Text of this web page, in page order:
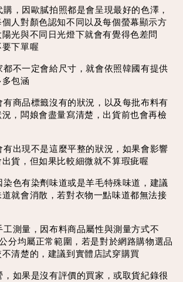
，因歐膩拍照都是會呈現最好的色澤，
人對顏色認知不同以及每個螢幕顯示方
光與不同日光燈下就會有覺得色差問
下單喔
都不一定會給尺寸，就會依照韓國有提供
包涵
有商品標籤沒有的狀況，以及每批布料有
，闆娘會盡量寫清楚，出貨前也會再檢
有出現不是這麼平整的狀況，如果會影響
貨，但如果比較細微就不算瑕疵喔
色有染劑味道或是羊毛特殊味道，建議
就會消散，若對衣物一點味道都無法接
測量，因布料商品屬性與測量方式不
分均屬正常範圍，若是對於網路購物選品
清楚的，建議到實體店試穿購買
，如果是沒有評價的買家，或取貨紀錄很